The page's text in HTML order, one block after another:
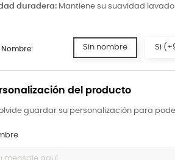
duradera: Mantiene su suavidad
del producto
olvide guardar su personalización para
Nombre: Sin nombre Si